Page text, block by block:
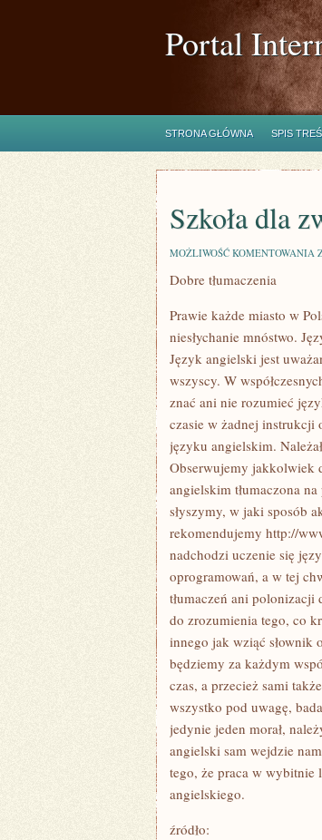
Portal
STRONA GŁÓWNA SPIS
Szkoła dla
MOŻLIWOŚĆ KOMENTOWANIA
Dobre tłumaczenia
Prawie każde miasto w
niesłychanie mnóstwo.
Język angielski jest
wszyscy. W
znać ani nie rozumieć
czasie w żadnej instrukcji
języku angielskim.
Obserwujemy jakkolwiek
angielskim tłumaczona
słyszymy, w jaki sposób
rekomendujemy http://
nadchodzi uczenie się
oprogramowań, a w tej
tłumaczeń ani
do zrozumienia tego, co
innego jak wziąć słownik
będziemy za każdym
czas, a przecież sami
wszystko pod uwagę,
jedynie jeden morał,
angielski sam wejdzie
tego, że praca w wybitnie
angielskiego.
źródło: